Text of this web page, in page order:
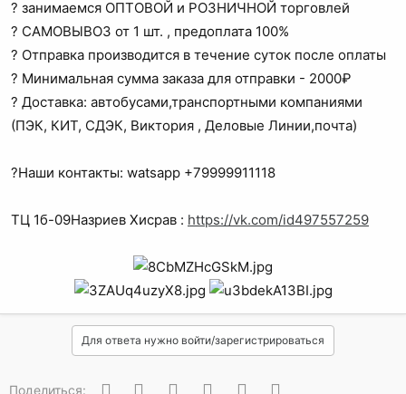
? занимаемся ОПТОВОЙ и РОЗНИЧНОЙ торговлей
? САМОВЫВОЗ от 1 шт. , предоплата 100%
? Отправка производится в течение суток после оплаты
? Минимальная сумма заказа для отправки - 2000₽
? Доставка: автобусами,транспортными компаниями
(ПЭК, КИТ, СДЭК, Виктория , Деловые Линии,почта)
?Наши контакты: watsapp +79999911118
ТЦ 1б-09Назриев Хисрав : https://vk.com/id497557259
Для ответа нужно войти/зарегистрироваться
Поделиться: ВконтактеОдноклассники
Facebook
Twitter WhatsApp